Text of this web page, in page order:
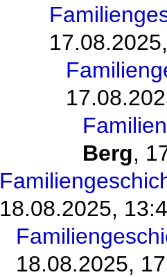
Berg,
18.08.2025,
18.08.2025,